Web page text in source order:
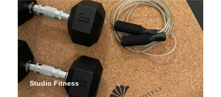
régulièrement de nouvelles marques prestigieuses, le
temps d'une saison.
Studio Fitness
Le studio de fitness est équipé de machines haut-de-